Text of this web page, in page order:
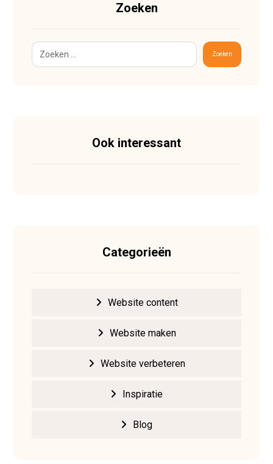
Zoeken
Zoeken
Ook interessant
Categorieën
Website content
Website maken
Website verbeteren
Inspiratie
Blog